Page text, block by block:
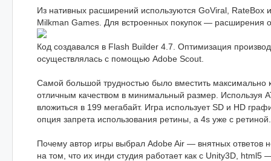
Из нативных расширений используются GoViral, RateBox
Milkman Games. Для встроенных покупок — расширения
Код создавался в Flash Builder 4.7. Оптимизация
осуществлялась с помощью Adobe Scout.
Самой большой трудностью было вместить максимально
отличным качеством в минимальный размер. Используя
вложиться в 199 мегабайт. Игра использует SD и HD
опция запрета использования ретины, а 4s уже с ретиной.
Почему автор игры выбрал Adobe Air — внятных ответов
на том, что их инди студия работает как с Unity3D, html5